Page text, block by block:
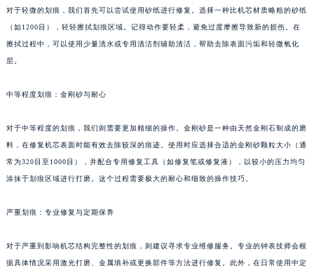
对于轻微的划痕，我们首先可以尝试使用砂纸进行修复。选择一种比机芯材质略粗的砂纸
（如1200目），轻轻擦拭划痕区域。记得动作要轻柔，避免过度摩擦导致新的损伤。在
擦拭过程中，可以使用少量清水或专用清洁剂辅助清洁，帮助去除表面污垢和轻微氧化
层。
中等程度划痕：金刚砂与耐心
对于中等程度的划痕，我们则需要更加精细的操作。金刚砂是一种由天然金刚石制成的磨
料，在修复机芯表面时能有效去除较深的痕迹。使用时应选择合适的金刚砂颗粒大小（通
常为320目至1000目），并配合专用修复工具（如修复笔或修复液），以较小的压力均匀
涂抹于划痕区域进行打磨。这个过程需要极大的耐心和细致的操作技巧。
严重划痕：专业修复与定期保养
对于严重到影响机芯结构完整性的划痕，则建议寻求专业维修服务。专业的钟表技师会根
据具体情况采用激光打磨、金属填补或更换部件等方法进行修复。此外，在日常使用中定